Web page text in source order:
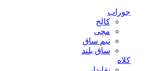
جوراب
کالج
مچی
نیم ساق
ساق بلند
کلاه